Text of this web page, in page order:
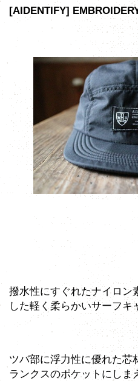
[AIDENTIFY]
撥水性にすぐれたナイロン
した軽く柔らかいサーフキ
ツバ部に浮力性に優れた芯
ランクスのポケットにしま